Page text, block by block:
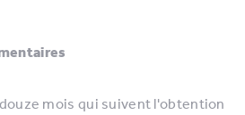
mois qui suivent l'obtention